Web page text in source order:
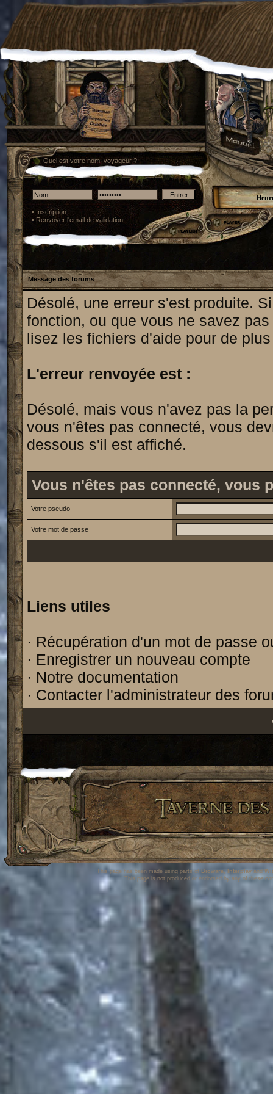
Quel est votre nom, voyageur ?
• Inscription
• Renvoyer l'email de validation
Message des forums
Désolé, une erreur s'est produite.
fonction, ou que vous ne savez
lisez les fichiers d'aide pour de
L'erreur renvoyée est :
Désolé, mais vous n'avez pas la
vous n'êtes pas connecté, vous
dessous s'il est affiché.
Vous n'êtes pas connecté, vous
Votre pseudo
Votre mot de passe
Liens utiles
· Récupération d'un mot de passe
· Enregistrer un nouveau compte
· Notre documentation
· Contacter l'administrateur des
This page has been made using parts of Bioware, Interplay and
This page is not produced or endorsed by any of these